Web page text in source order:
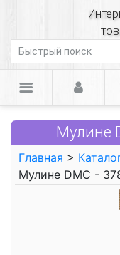
Мулине
Главная >
Мулине DMC -